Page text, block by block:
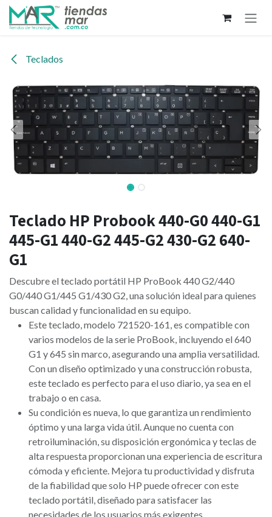
Ir al contenido
Teclados
Teclado HP Probook 440-G0 440-G1
445-G1 440-G2 445-G2 430-G2 640-
G1
Descubre el teclado portátil HP ProBook 440 G2/440
G0/440 G1/445 G1/430 G2, una solución ideal para quienes
buscan calidad y funcionalidad en su equipo.
Este teclado, modelo 721520-161, es compatible con
varios modelos de la serie ProBook, incluyendo el 640
G1 y 645 sin marco, asegurando una amplia versatilidad.
Con un diseño optimizado y una construcción robusta,
este teclado es perfecto para el uso diario, ya sea en el
trabajo o en casa.
Su condición es nueva, lo que garantiza un rendimiento
óptimo y una larga vida útil. Aunque no cuenta con
retroiluminación, su disposición ergonómica y teclas de
alta respuesta proporcionan una experiencia de escritura
cómoda y eficiente. Mejora tu productividad y disfruta
de la fiabilidad que solo HP puede ofrecer con este
teclado portátil, diseñado para satisfacer las
necesidades de los usuarios más exigentes.